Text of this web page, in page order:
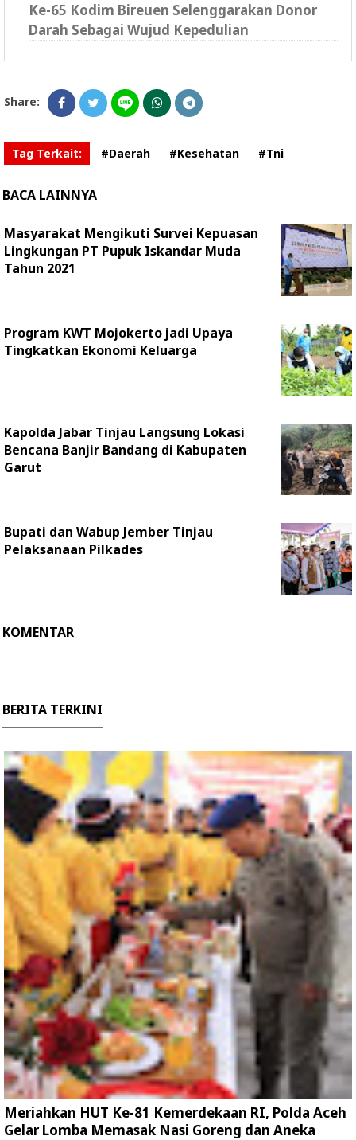
Ke-65 Kodim Bireuen Selenggarakan Donor
Darah Sebagai Wujud Kepedulian
Share:
Tag Terkait: #Daerah #Kesehatan #Tni
BACA LAINNYA
Masyarakat Mengikuti Survei Kepuasan
Lingkungan PT Pupuk Iskandar Muda
Tahun 2021
Program KWT Mojokerto jadi Upaya
Tingkatkan Ekonomi Keluarga
Kapolda Jabar Tinjau Langsung Lokasi
Bencana Banjir Bandang di Kabupaten
Garut
Bupati dan Wabup Jember Tinjau
Pelaksanaan Pilkades
KOMENTAR
BERITA TERKINI
Meriahkan HUT Ke-81 Kemerdekaan RI, Polda Aceh
Gelar Lomba Memasak Nasi Goreng dan Aneka